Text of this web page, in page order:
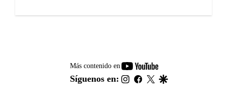
Más contenido en
youtube-
footer
Síguenos en: instagram
facebook
twitter